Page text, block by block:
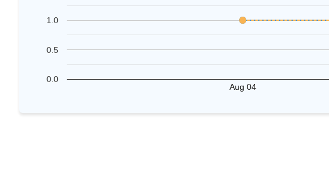
Aug 04
0.0
0.5
1.0